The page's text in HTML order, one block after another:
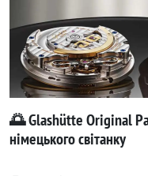
🌅 Glashütte Original
німецького світанку